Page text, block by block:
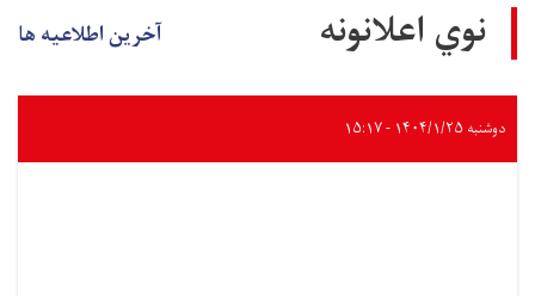
نوي اعلانونه آخرین اطلاعیه ها
دوشنبه ۱۴۰۴/۱/۲۵ - ۱۵:۱۷